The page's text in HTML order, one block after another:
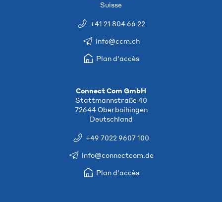
Suisse
+41 21 804 66 22
info@ccm.ch
Plan d'accès
Connect Com GmbH
Stattmannstraße 40
72644 Oberboihingen
Deutschland
+49 7022 9607 100
info@connectcom.de
Plan d'accès